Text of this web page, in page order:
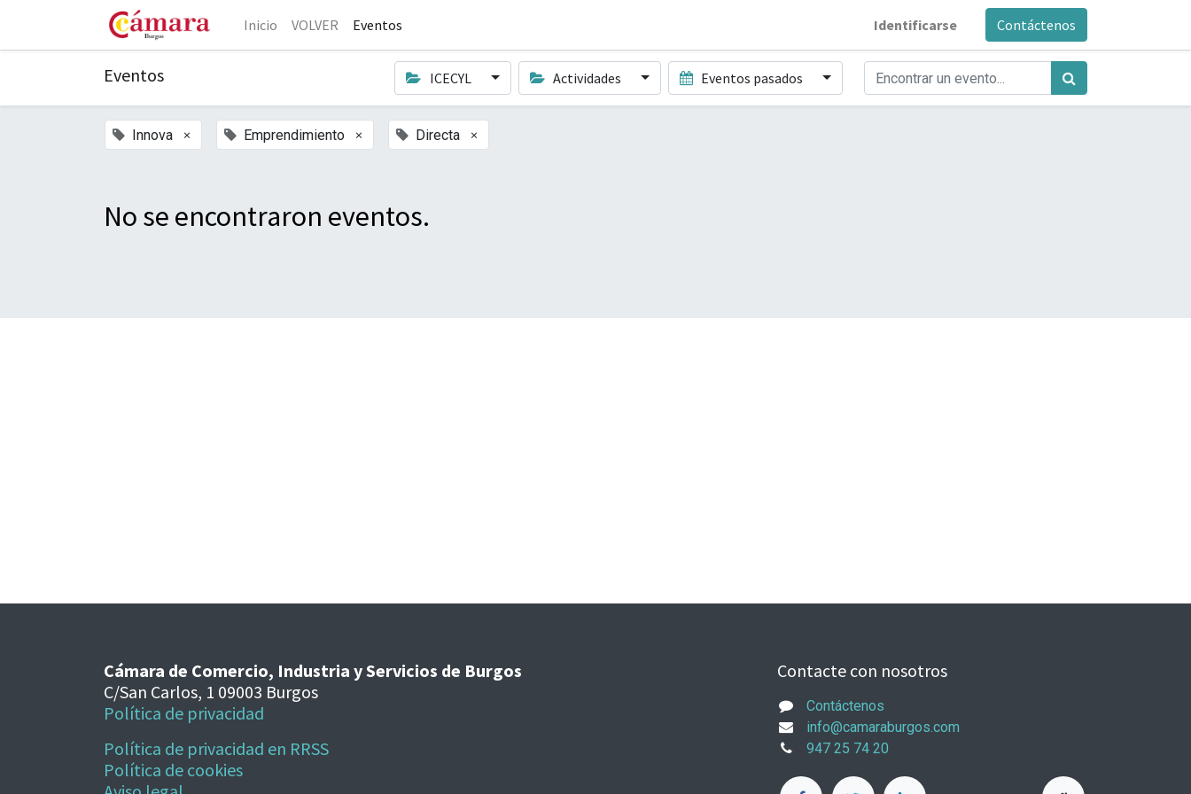
Inicio VOLVER Eventos Identificarse Contáctenos
Eventos ICECYL Actividades Eventos pasados
Innova × Emprendimiento × Directa ×
No se encontraron eventos.
Cámara de Comercio, Industria y Servicios de Burgos
C/San Carlos, 1 09003 Burgos
Política de privacidad
Política de privacidad en RRSS
Política de cookies
Contacte con nosotros
Contáctenos
info@camaraburgos.com
947 25 74 20